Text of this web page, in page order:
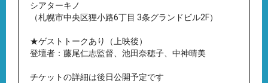
シアターキノ
（札幌市中央区狸小路6丁目 3条グランドビル2F）
★ゲストトークあり（上映後）
登壇者：藤尾仁志監督、池田奈穂子、中神晴美
チケットの詳細は後日公開予定です